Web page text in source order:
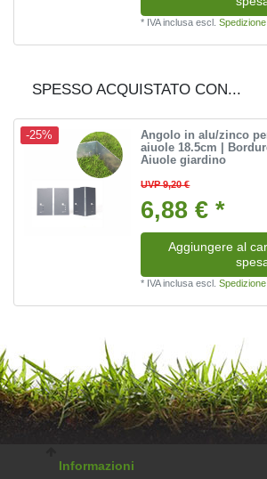
* IVA inclusa escl.Spedizione
SPESSO ACQUISTATO CON...
-25%
Angolo in alu/zinco
aiuole 18.5cm |
Aiuole giardino
UVP 9,20 €
6,88 € *
Aggiungere al
* IVA inclusa escl.Spedizione
Informazioni